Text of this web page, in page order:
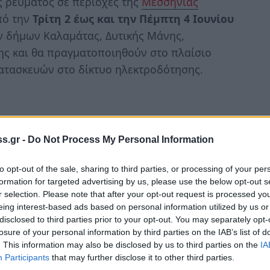
- Do Not Process My Personal Information
opt-out of the sale, sharing to third parties, or processing of your
for targeted advertising by us, please use the below opt-out
selection. Please note that after your opt-out request is processed
interest-based ads based on personal information utilized by us
to third parties prior to your opt-out. You may separately
of your personal information by third parties on the IAB’s list of
This information may also be disclosed by us to third parties on the
Participants that may further disclose it to other third parties.
την Τρίτη 2 έως και την Πέμπτη 4 Ιουνίου
δήμων Καλαμάτας, Δυτικής Μάνης,
και θα πραγματοποιηθούν στο πλαίσιο
στο δίκτυο ηλεκτροδότησης.
ηλεκτροδότηση στην Καλαμάτα, στη
και στις γύρω οδούς, μεταξύ των
τις κοινότητεςΜικρή Μαντίνεια
παραμείνουν αρδευτικές εγκαταστάσεις
Ενότητα Δωρίου του Δήμου Οιχαλίας.